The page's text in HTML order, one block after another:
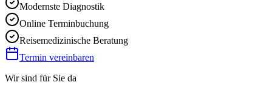
Modernste Diagnostik
Online Terminbuchung
Reisemedizinische Beratung
Termin vereinbaren
Wir sind für Sie da